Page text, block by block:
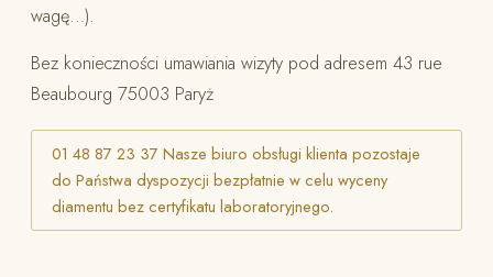
wagę…).
Bez konieczności umawiania wizyty pod adresem 43 rue
Beaubourg 75003 Paryż
01 48 87 23 37 Nasze biuro obsługi klienta pozostaje
do Państwa dyspozycji bezpłatnie w celu wyceny
diamentu bez certyfikatu laboratoryjnego.